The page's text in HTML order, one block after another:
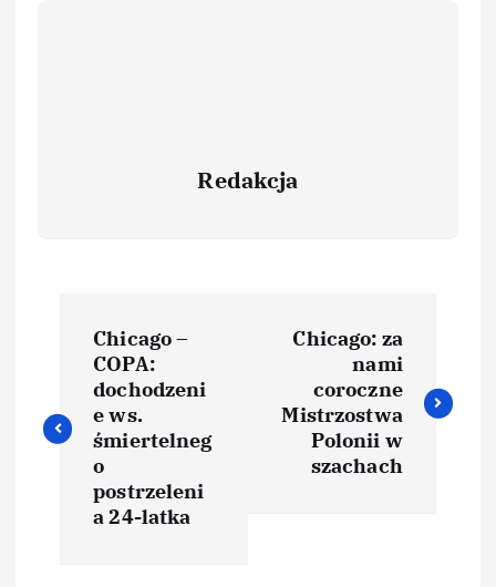
Redakcja
Chicago –
COPA:
dochodzeni
e ws.
śmiertelneg
o
postrzeleni
a 24-latka
Chicago: za
nami
coroczne
Mistrzostwa
Polonii w
szachach